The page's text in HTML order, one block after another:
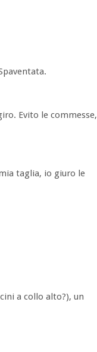
Evito le commesse,
taglia, io giuro le
a collo alto?), un